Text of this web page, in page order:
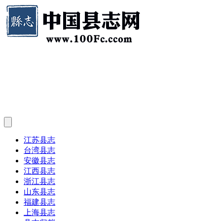
江苏县志
台湾县志
安徽县志
江西县志
浙江县志
山东县志
福建县志
上海县志